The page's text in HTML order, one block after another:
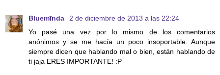
Bluemīnda
2 de diciembre de 2013 a las 22:24
Yo pasé una vez por lo mismo de los comentarios
anónimos y se me hacía un poco insoportable. Aunque
siempre dicen que hablando mal o bien, están hablando de
ti jaja ERES IMPORTANTE! :P